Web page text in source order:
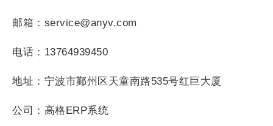
邮箱：service@anyv.com
电话：13764939450
地址：宁波市鄞州区天童南路535号红巨大厦
公司：高格ERP系统